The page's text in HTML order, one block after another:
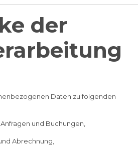
der
Daten zu folgenden
und Buchungen,
Abrechnung,